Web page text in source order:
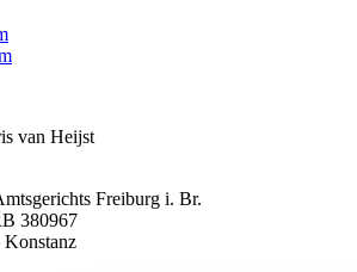
van Heijst
Freiburg i. Br.
380967
Konstanz